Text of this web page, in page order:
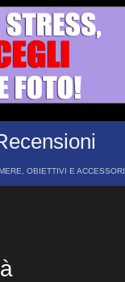
OBIETTIVI E ACCESSORI